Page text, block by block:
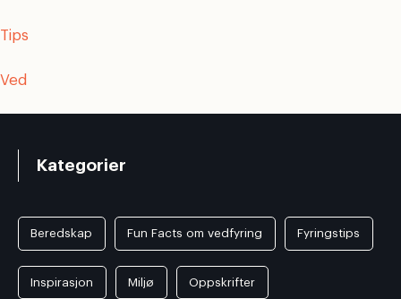
Tips
Ved
Kategorier
Beredskap Fun Facts om vedfyring Fyringstips
Inspirasjon Miljø Oppskrifter